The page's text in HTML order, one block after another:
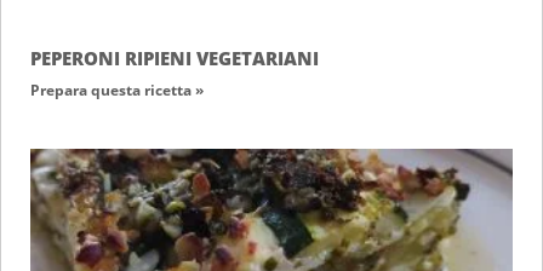
PEPERONI RIPIENI VEGETARIANI
Prepara questa ricetta »